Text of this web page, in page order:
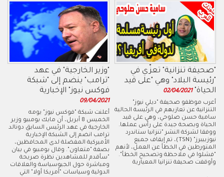
"وزير الخارجية" في عهد
"ترامب" ينضم إلى "شبكة
فوكس نيوز" الإخبارية
09/04/2021
أعلنت شبكة "فوكس نيوز" يومه
الخميس 8 أبريل، أن مايك بومبيو وزير
الخارجية في عهد الرئيس السابق دونالد
ترامب انضم إلى الشبكة الإخبارية
الأميركية المفضلة لدى المحافظين،
بصفة "متعاون". وقال بومبيو في بيان
"سأقدم للمشاهدين نظرة صريحة
ومباشرة حول الجيوسياسة والعلاقات
الدولية وسياسات "أمريكا أولا" التي
"صحيفة تنزانية" تعزّي في
"رئيسة البلاد" وهي "على قيد
الحياة" 02/04/2021
أعرب موظفو صحيفة "ديلي نيوز"
التنزانية عن تعازيهم في الرئيسة الحالية
سامية حسن صلوحي، وهي على قيد
الحياة وبصحة جيدة على رأس عملها.
ووفقا لشركة النشر "تنزانيا ستاندرد
نيوزبيبرز" (TSN)، تم إيقاف جميع
المتورطين في الخطأ عن العمل، لأنهم
"فشلوا في ملاحظة وتصحيح الخطأ".
وأوقفت صحيفة تنزانيا المعيارية